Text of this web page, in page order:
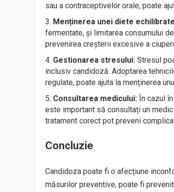
sau a contraceptivelor orale, poate
Menținerea unei diete
fermentate, și limitarea consumului
prevenirea creșterii excesive a
Gestionarea stresului: Stresul
inclusiv candidoză. Adoptarea
regulate, poate ajuta la menținerea
Consultarea medicului: În cazul
este important să consultați un
tratament corect pot preveni
Concluzie
Candidoza poate fi o afecțiune
măsurilor preventive, poate fi